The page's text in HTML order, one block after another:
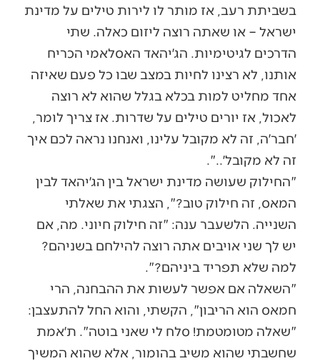
בשביתת רעב, אז מותר לו לירות טילים על מדינת
ישראל – או שאתה רוצה ליזום כאלה. שתי
הדרכים לגיטימיות. הג׳יהאד האסלאמי הכריח
אותנו, לא רצינו לחיות במצב שבו כל פעם שאיזה
אחד מחליט למות בכלא בגלל שהוא לא רוצה
לאכול, אז יורים טילים על שדרות. אז צריך לומר,
׳חבר׳ה, זה לא מקובל עלינו, ואנחנו נראה לכם איך
זה לא מקובל׳..".
"החילוק שעושה מדינת ישראל בין הג׳יהאד לבין
המאס, זה חילוק טוב?", הצגתי את שאלתי
השנייה. הלשעבר ענה: "זה חילוק חיוני. מה, אם
יש לך שני אויבים אתה רוצה להילחם בשניהם?
למה שלא תפריד ביניהם?".
"השאלה אם אפשר לעשות את ההבחנה, הרי
חמאס הוא הריבון", הקשתי, והוא החל להתעצבן:
"שאלה מטומטמת! סלח לי שאני בוטה". ת׳אמת
שחשבתי שהוא משיב בהומור, אלא שהוא המשיך